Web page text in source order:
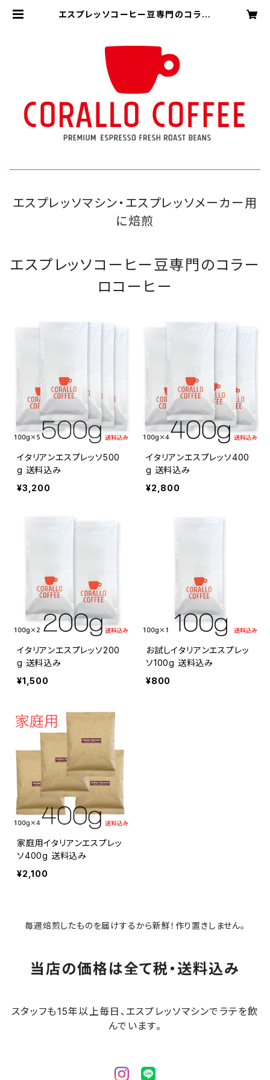
エスプレッソコーヒー豆専門のコラー
エスプレッソマシン・エスプレッソメーカー用
に焙煎
エスプレッソコーヒー豆専門のコラー
ロコーヒー
イタリアンエスプレッソ500
g 送料込み
¥3,200
イタリアンエスプレッソ400
g 送料込み
¥2,800
イタリアンエスプレッソ200
g 送料込み
¥1,500
お試しイタリアンエスプレッ
ソ100g 送料込み
¥800
家庭用イタリアンエスプレッ
ソ400g 送料込み
¥2,100
毎週焙煎したものを届けするから新鮮！作り置きしません。
当店の価格は全て税・送料込み
スタッフも15年以上毎日、エスプレッソマシンでラテを飲
んでいます。